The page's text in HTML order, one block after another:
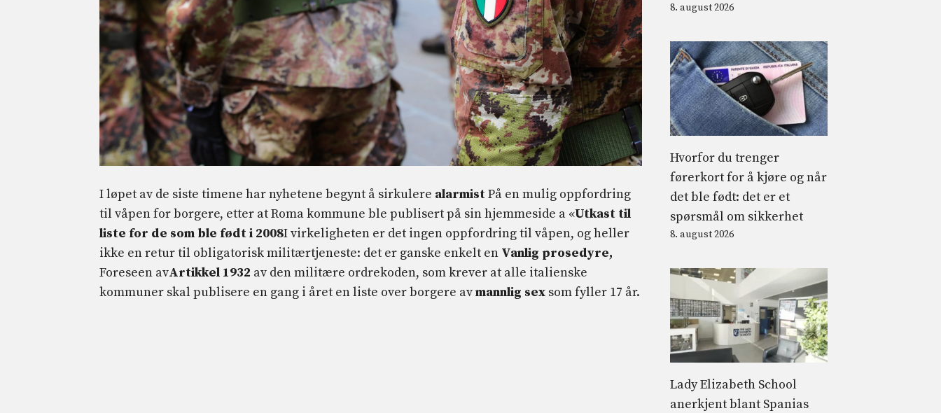
I løpet av de siste timene har nyhetene begynt å sirkulere alarmistPå en mulig oppfordring
til våpen for borgere, etter at Roma kommune ble publisert på sin hjemmeside a «Utkast til
liste for de som ble født i 2008I virkeligheten er det ingen oppfordring til våpen, og heller
ikke en retur til obligatorisk militærtjeneste: det er ganske enkelt en Vanlig prosedyre,
Foreseen avArtikkel 1932 av den militære ordrekoden, som krever at alle italienske
kommuner skal publisere en gang i året en liste over borgere avmannlig sex som fyller 17 år.
8. august 2026
Hvorfor du trenger
førerkort for å kjøre og når
det ble født: det er et
spørsmål om sikkerhet
8. august 2026
Lady Elizabeth School
anerkjent blant Spanias